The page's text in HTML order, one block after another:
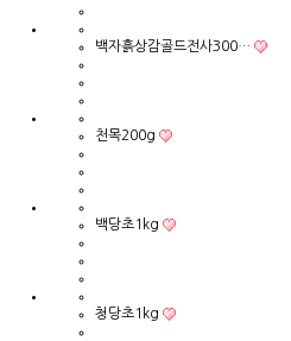
백자흙상감골드전사300…
천목200g
백당초1kg
청당초1kg